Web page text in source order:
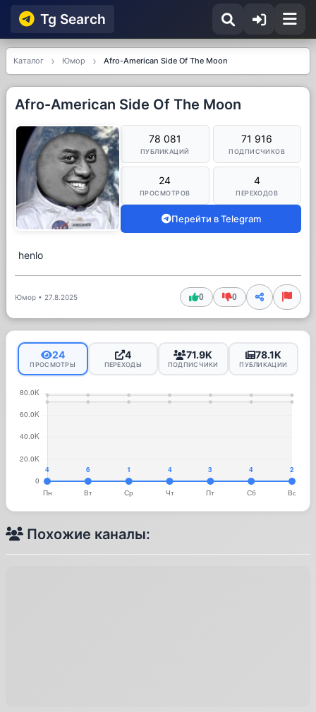
Tg Searсh
Каталог Юмор Afro-American Side Of The Moon
Afro-American Side Of The Moon
78 081
ПУБЛИКАЦИЙ
71 916
ПОДПИСЧИКОВ
24
ПРОСМОТРОВ
4
ПЕРЕХОДОВ
Перейти в Telegram
henlo
Юмор • 27.8.2025 0 0
24
ПРОСМОТРЫ
4
ПЕРЕХОДЫ
71.9K
ПОДПИСЧИКИ
78.1K
ПУБЛИКАЦИИ
Похожие каналы: